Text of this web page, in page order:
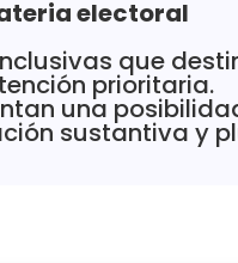
electoral
que
prioritaria.
una
sustantiva y